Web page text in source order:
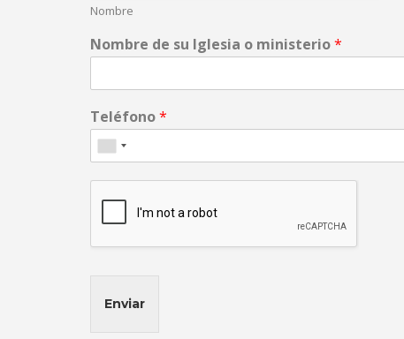
Nombre
Nombre de su Iglesia o ministerio*
Teléfono*
Enviar